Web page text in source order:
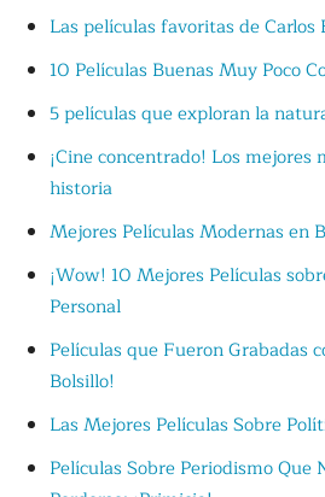
Las películas favoritas de Carlos
10 Películas Buenas Muy Poco
5 películas que exploran la
¡Cine concentrado! Los
historia
Mejores Películas Modernas en
¡Wow! 10 Mejores Películas
Personal
Películas que Fueron Grabadas
Bolsillo!
Las Mejores Películas Sobre
Películas Sobre Periodismo